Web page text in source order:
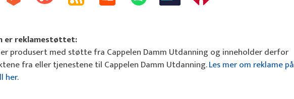
er reklamestøttet:
produsert med støtte fra Cappelen Damm Utdanning og inneholder derfor
fra eller tjenestene til Cappelen Damm Utdanning.Les mer om reklame på
her.